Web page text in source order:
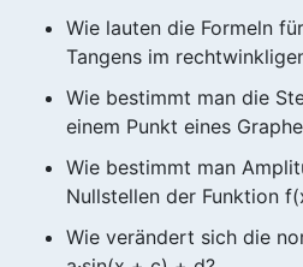
Wie lauten die Formeln
Tangens im
Wie bestimmt man die
einem Punkt eines
Wie bestimmt man
Nullstellen der Funktion
Wie verändert sich die